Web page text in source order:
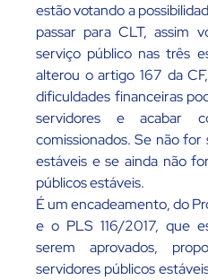
estão votando a
passar para CLT, assim
serviço público nas três
alterou o artigo 167 da
dificuldades financeiras
servidores e acabar
comissionados. Se não
estáveis e se ainda não
públicos estáveis.
É um encadeamento, do
e o PLS 116/2017, que
serem aprovados,
servidores públicos